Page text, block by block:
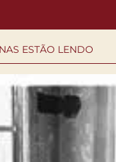
ESTÃO LENDO